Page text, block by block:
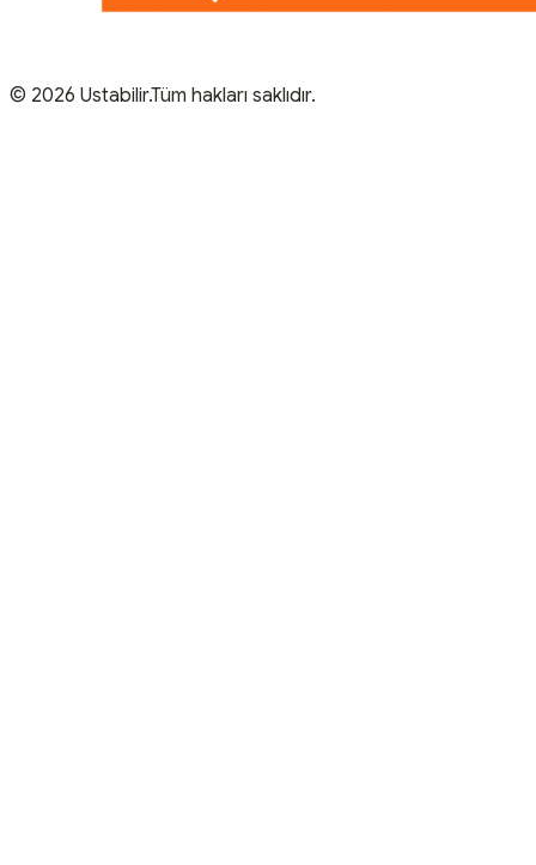
© 2026 Ustabilir.Tüm hakları saklıdır.